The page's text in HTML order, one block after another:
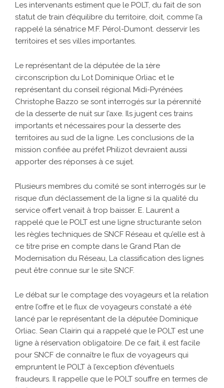
Les intervenants estiment que le POLT, du fait de son
statut de train d’équilibre du territoire, doit, comme l’a
rappelé la sénatrice M.F. Pérol-Dumont. desservir les
territoires et ses villes importantes.
Le représentant de la députée de la 1ère
circonscription du Lot Dominique Orliac et le
représentant du conseil régional Midi-Pyrénées
Christophe Bazzo se sont interrogés sur la pérennité
de la desserte de nuit sur l’axe. Ils jugent ces trains
importants et nécessaires pour la desserte des
territoires au sud de la ligne. Les conclusions de la
mission confiée au préfet Philizot devraient aussi
apporter des réponses à ce sujet.
Plusieurs membres du comité se sont interrogés sur le
risque d’un déclassement de la ligne si la qualité du
service offert venait à trop baisser. E. Laurent a
rappelé que le POLT est une ligne structurante selon
les règles techniques de SNCF Réseau et qu’elle est à
ce titre prise en compte dans le Grand Plan de
Modernisation du Réseau, La classification des lignes
peut être connue sur le site SNCF.
Le débat sur le comptage des voyageurs et la relation
entre l’offre et le flux de voyageurs constaté a été
lancé par le représentant de la députée Dominique
Orliac. Sean Clairin qui a rappelé que le POLT est une
ligne à réservation obligatoire. De ce fait, il est facile
pour SNCF de connaître le flux de voyageurs qui
empruntent le POLT à l’exception d’éventuels
fraudeurs. Il rappelle que le POLT souffre en termes de